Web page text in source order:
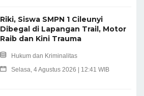
Riki, Siswa SMPN 1 Cileunyi
Dibegal di Lapangan Trail, Motor
Raib dan Kini Trauma
Hukum dan Kriminalitas
Selasa, 4 Agustus 2026 | 12:41 WIB